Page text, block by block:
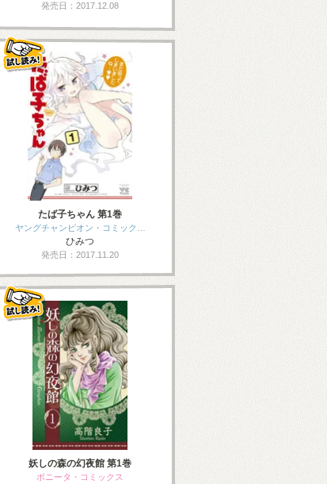
発売日：2017.12.08
たば子ちゃん 第1巻
ヤングチャンピオン・コミック…
ひみつ
発売日：2017.11.20
妖しの森の幻夜館 第1巻
ボニータ・コミックス